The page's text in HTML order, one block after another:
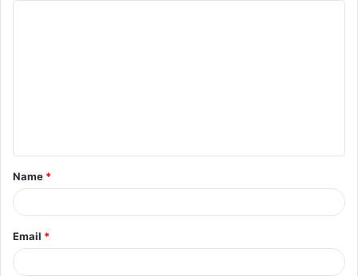
t
*
Name *
Email *